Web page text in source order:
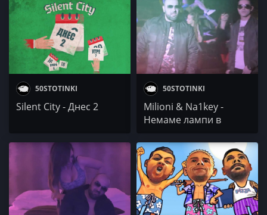
50STOTINKI
Silent City - Днес 2
50STOTINKI
Milioni & Na1key -
Немаме лампи в